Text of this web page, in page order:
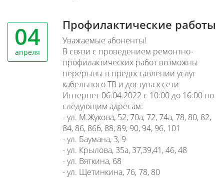
04
апреля
Профилактические работы
Уважаемые абоненты!
В связи с проведением ремонтно-
профилактических работ возможны
перерывы в предоставлении услуг
кабельного ТВ и доступа к сети
Интернет 06.04.2022 с 10:00 до 16:00 по
следующим адресам:
- ул. М.Жукова, 52, 70а, 72, 74а, 78, 80, 82,
84, 86, 86б, 88, 89, 90, 94, 96, 101
- ул. Баумана, 3, 9
- ул. Крылова, 35а, 37,39,41, 46, 48
- ул. Вяткина, 68
- ул. Щетинкина, 76, 78, 80